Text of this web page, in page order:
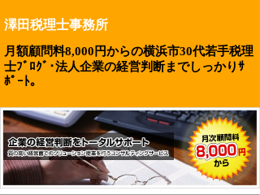
澤田税理士事務所
月額顧問料8,000円からの横浜市30代若手税理
士ﾌﾞﾛｸﾞ･法人企業の経営判断までしっかりｻ
ﾎﾟｰﾄ｡